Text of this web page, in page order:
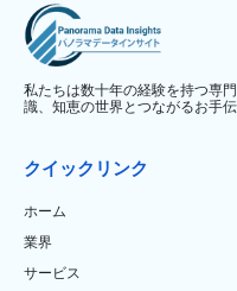
私たちは数十年の経験を持つ専
識、知恵の世界とつながるお手
クイックリンク
ホーム
業界
サービス